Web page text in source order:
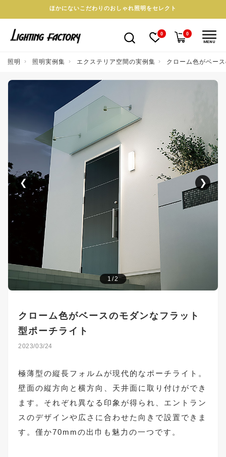
ほかにないこだわりのおしゃれ照明をセレクト
0 0
MENU
照明 照明実例集 エクステリア空間の実例集 クローム色がベー
1/2
❮ ❯
クローム色がベースのモダンなフラット
型ポーチライト
2023/03/24
極薄型の縦長フォルムが現代的なポーチライト。
壁面の縦方向と横方向、天井面に取り付けができ
ます。それぞれ異なる印象が得られ、エントラン
スのデザインや広さに合わせた向きで設置できま
す。僅か70mmの出巾も魅力の一つです。